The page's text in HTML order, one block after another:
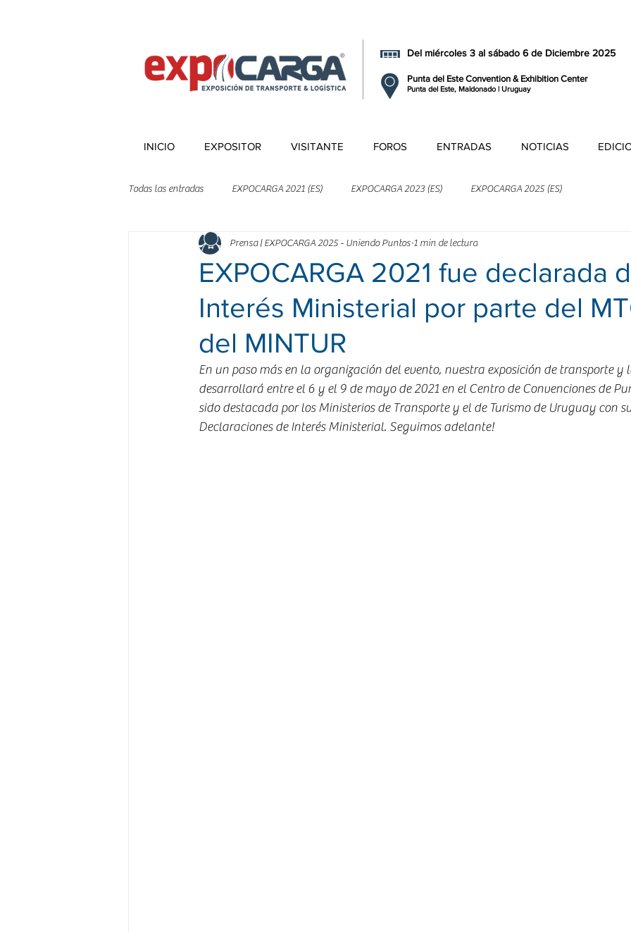
Punta del Este Convention & Exhibition Center
Punta del Este, Maldonado | Uruguay
Del miércoles 3 al sábado 6 de Diciembre 2025
INICIO EXPOSITOR VISITANTE FOROS ENTRADAS NOTICIAS
Todas las entradas EXPOCARGA 2021 (ES) EXPOCARGA 2023 (ES) EXPOCARGA 2025 (ES)
EXPOCARGA 2021 fue declarada
Interés Ministerial por parte del
del MINTUR
Prensa | EXPOCARGA 2025 - Uniendo Puntos 1 min de lectura
En un paso más en la organización del evento, nuestra exposición de transporte y
desarrollará entre el 6 y el 9 de mayo de 2021 en el Centro de Convenciones de
sido destacada por los Ministerios de Transporte y el de Turismo de Uruguay con
Declaraciones de Interés Ministerial. Seguimos adelante!